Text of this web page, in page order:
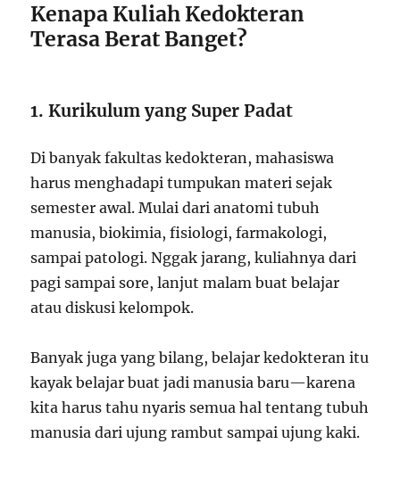
Kenapa Kuliah Kedokteran
Terasa Berat Banget?
1. Kurikulum yang Super Padat
Di banyak fakultas kedokteran, mahasiswa
harus menghadapi tumpukan materi sejak
semester awal. Mulai dari anatomi tubuh
manusia, biokimia, fisiologi, farmakologi,
sampai patologi. Nggak jarang, kuliahnya dari
pagi sampai sore, lanjut malam buat belajar
atau diskusi kelompok.
Banyak juga yang bilang, belajar kedokteran itu
kayak belajar buat jadi manusia baru—karena
kita harus tahu nyaris semua hal tentang tubuh
manusia dari ujung rambut sampai ujung kaki.